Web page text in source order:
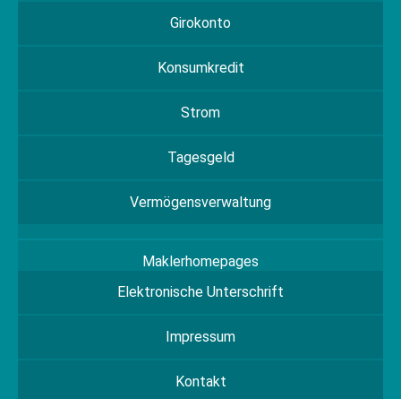
Girokonto
Konsumkredit
Strom
Tagesgeld
Vermögensverwaltung
Maklerhomepages
Elektronische Unterschrift
Impressum
Kontakt